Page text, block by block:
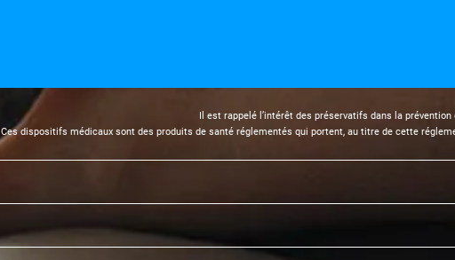
Il est rappelé l’intérêt des préservatifs dans la prévention
Ces dispositifs médicaux sont des produits de santé réglementés qui portent, au titre de cette